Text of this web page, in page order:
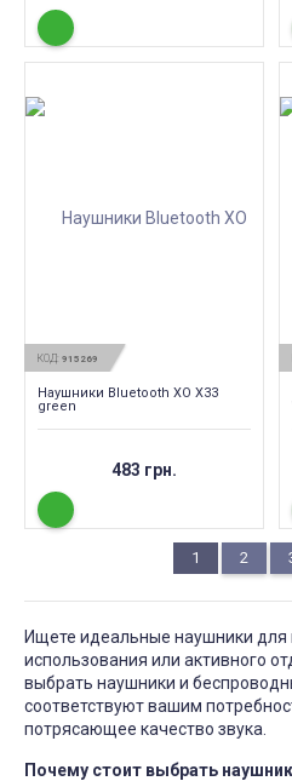
КОД: 915269
Наушники Bluetooth XO X33
green
483 грн.
1 2
Ищете идеальные наушники для
использования или активного
выбрать наушники и
соответствуют вашим
потрясающее качество звука.
Почему стоит выбрать